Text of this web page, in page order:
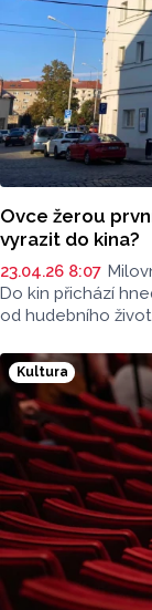
Ovce žerou
vyrazit do kina?
23.04.26 8:07
Do kin přichází
od hudebního
rádia Haná
Metropol.
Kultura